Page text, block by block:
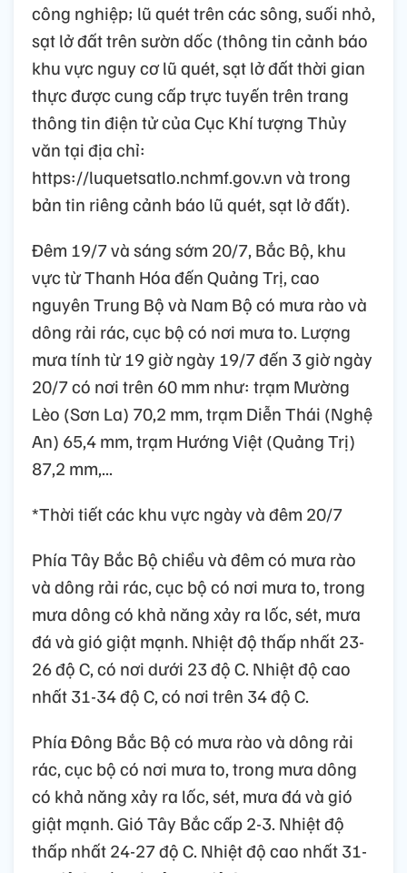
công nghiệp; lũ quét trên các sông, suối nhỏ,
sạt lở đất trên sườn dốc (thông tin cảnh báo
khu vực nguy cơ lũ quét, sạt lở đất thời gian
thực được cung cấp trực tuyến trên trang
thông tin điện tử của Cục Khí tượng Thủy
văn tại địa chỉ:
https://luquetsatlo.nchmf.gov.vn và trong
bản tin riêng cảnh báo lũ quét, sạt lở đất).
Đêm 19/7 và sáng sớm 20/7, Bắc Bộ, khu
vực từ Thanh Hóa đến Quảng Trị, cao
nguyên Trung Bộ và Nam Bộ có mưa rào và
dông rải rác, cục bộ có nơi mưa to. Lượng
mưa tính từ 19 giờ ngày 19/7 đến 3 giờ ngày
20/7 có nơi trên 60 mm như: trạm Mường
Lèo (Sơn La) 70,2 mm, trạm Diễn Thái (Nghệ
An) 65,4 mm, trạm Hướng Việt (Quảng Trị)
87,2 mm,...
*Thời tiết các khu vực ngày và đêm 20/7
Phía Tây Bắc Bộ chiều và đêm có mưa rào
và dông rải rác, cục bộ có nơi mưa to, trong
mưa dông có khả năng xảy ra lốc, sét, mưa
đá và gió giật mạnh. Nhiệt độ thấp nhất 23-
26 độ C, có nơi dưới 23 độ C. Nhiệt độ cao
nhất 31-34 độ C, có nơi trên 34 độ C.
Phía Đông Bắc Bộ có mưa rào và dông rải
rác, cục bộ có nơi mưa to, trong mưa dông
có khả năng xảy ra lốc, sét, mưa đá và gió
giật mạnh. Gió Tây Bắc cấp 2-3. Nhiệt độ
thấp nhất 24-27 độ C. Nhiệt độ cao nhất 31-